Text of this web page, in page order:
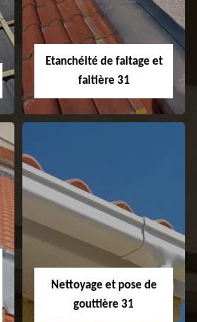
Etanchéité de faitage et
faitière 31
Etanchéité de
faitage et faitière
31
Nettoyage et pose de
gouttière 31